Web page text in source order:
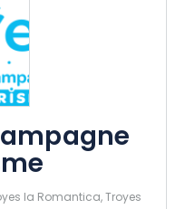
la Romantica, Troyes